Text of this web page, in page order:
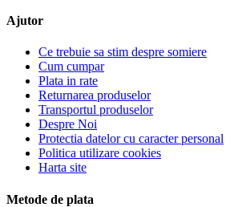
Ajutor
Ce trebuie sa stim despre somiere
Cum cumpar
Plata in rate
Returnarea produselor
Transportul produselor
Despre Noi
Protectia datelor cu caracter personal
Politica utilizare cookies
Harta site
Metode de plata